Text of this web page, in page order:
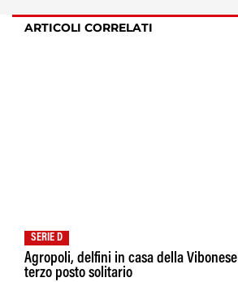
ARTICOLI CORRELATI
SERIE D
Agropoli, delfini in casa della
terzo posto solitario